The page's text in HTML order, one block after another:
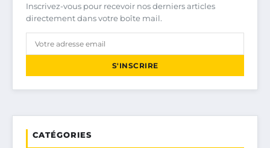
Inscrivez-vous pour recevoir nos derniers articles
directement dans votre boîte mail.
S'INSCRIRE
CATÉGORIES